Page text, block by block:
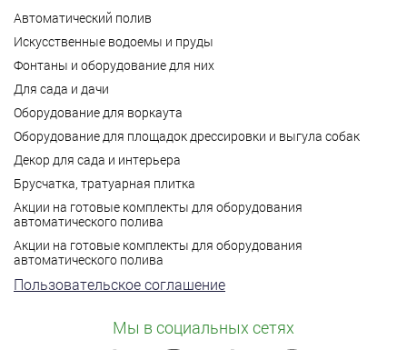
Автоматический полив
Искусственные водоемы и пруды
Фонтаны и оборудование для них
Для сада и дачи
Оборудование для воркаута
Оборудование для площадок дрессировки и выгула собак
Декор для сада и интерьера
Брусчатка, тратуарная плитка
Акции на готовые комплекты для оборудования
автоматического полива
Акции на готовые комплекты для оборудования
автоматического полива
Пользовательское соглашение
Мы в социальных сетях